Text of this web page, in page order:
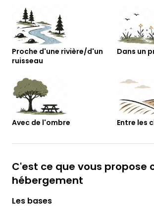
Proche d'une rivière/d'un
ruisseau
Dans un
Avec de l'ombre Entre les
C'est ce que vous propose
hébergement
Les bases